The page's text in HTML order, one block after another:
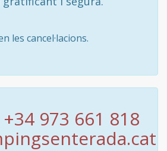
les cancel·lacions.
973 661 818